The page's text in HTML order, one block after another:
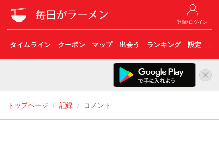
登録/ログイン
タイムライン クーポン マップ 出会う ランキング 設定 こ
トップページ 記録 コメント